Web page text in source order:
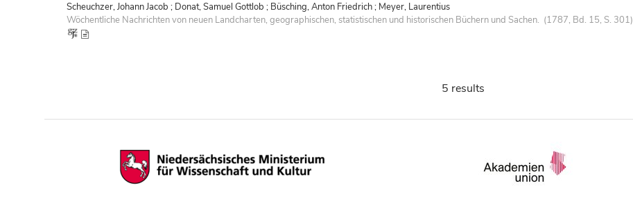
Scheuchzer, Johann Jacob ; Donat, Samuel Gottlob ; Büsching, Anton Friedrich ; Meyer, Laurentius
Wöchentliche Nachrichten von neuen Landcharten, geographischen, statistischen und historischen Büchern und Sachen. (1787, Bd. 15, S. 301)
5 results